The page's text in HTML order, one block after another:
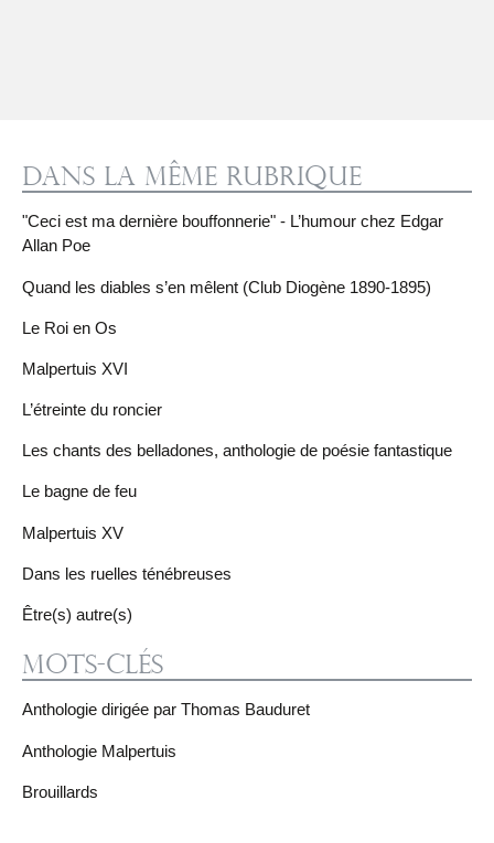
Dans la même rubrique
"Ceci est ma dernière bouffonnerie" - L’humour chez Edgar
Allan Poe
Quand les diables s’en mêlent (Club Diogène 1890-1895)
Le Roi en Os
Malpertuis XVI
L’étreinte du roncier
Les chants des belladones, anthologie de poésie fantastique
Le bagne de feu
Malpertuis XV
Dans les ruelles ténébreuses
Être(s) autre(s)
Mots-clés
Anthologie dirigée par Thomas Bauduret
Anthologie Malpertuis
Brouillards